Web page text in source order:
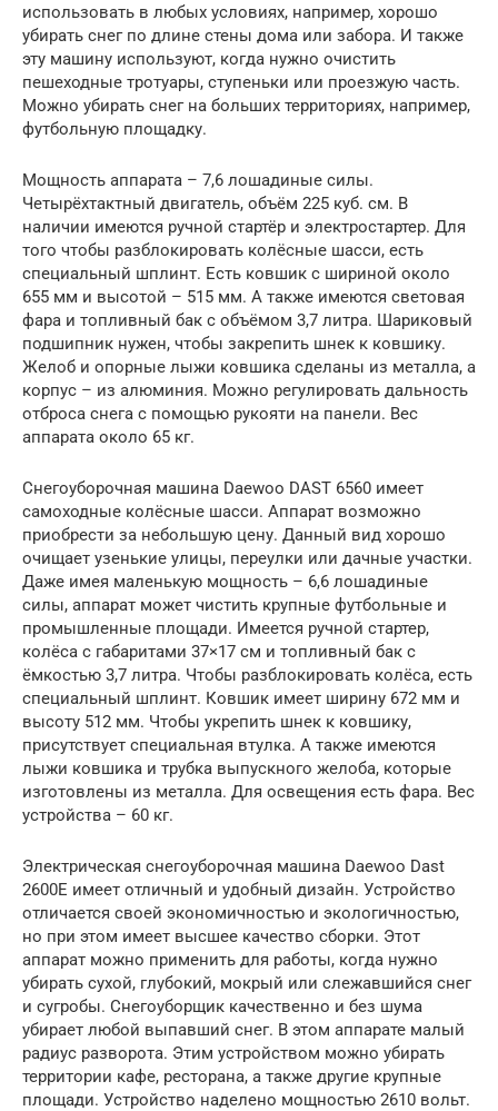
использовать в любых условиях, например, хорошо
убирать снег по длине стены дома или забора. И также
эту машину используют, когда нужно очистить
пешеходные тротуары, ступеньки или проезжую часть.
Можно убирать снег на больших территориях, например,
футбольную площадку.
Мощность аппарата – 7,6 лошадиные силы.
Четырёхтактный двигатель, объём 225 куб. см. В
наличии имеются ручной стартёр и электростартер. Для
того чтобы разблокировать колёсные шасси, есть
специальный шплинт. Есть ковшик с шириной около
655 мм и высотой – 515 мм. А также имеются световая
фара и топливный бак с объёмом 3,7 литра. Шариковый
подшипник нужен, чтобы закрепить шнек к ковшику.
Желоб и опорные лыжи ковшика сделаны из металла, а
корпус – из алюминия. Можно регулировать дальность
отброса снега с помощью рукояти на панели. Вес
аппарата около 65 кг.
Снегоуборочная машина Daewoo DAST 6560 имеет
самоходные колёсные шасси. Аппарат возможно
приобрести за небольшую цену. Данный вид хорошо
очищает узенькие улицы, переулки или дачные участки.
Даже имея маленькую мощность – 6,6 лошадиные
силы, аппарат может чистить крупные футбольные и
промышленные площади. Имеется ручной стартер,
колёса с габаритами 37×17 см и топливный бак с
ёмкостью 3,7 литра. Чтобы разблокировать колёса, есть
специальный шплинт. Ковшик имеет ширину 672 мм и
высоту 512 мм. Чтобы укрепить шнек к ковшику,
присутствует специальная втулка. А также имеются
лыжи ковшика и трубка выпускного желоба, которые
изготовлены из металла. Для освещения есть фара. Вес
устройства – 60 кг.
Электрическая снегоуборочная машина Daewoo Dast
2600E имеет отличный и удобный дизайн. Устройство
отличается своей экономичностью и экологичностью,
но при этом имеет высшее качество сборки. Этот
аппарат можно применить для работы, когда нужно
убирать сухой, глубокий, мокрый или слежавшийся снег
и сугробы. Снегоуборщик качественно и без шума
убирает любой выпавший снег. В этом аппарате малый
радиус разворота. Этим устройством можно убирать
территории кафе, ресторана, а также другие крупные
площади. Устройство наделено мощностью 2610 вольт.